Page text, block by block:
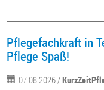
Pflegefachkraft in
Pflege Spaß!
07.08.2026 /